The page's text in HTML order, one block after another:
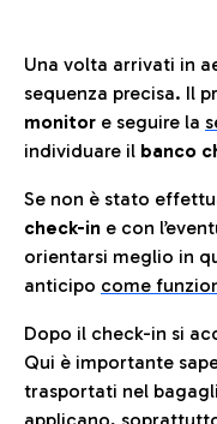
Una volta arrivati in
sequenza precisa. Il
monitor e seguire la
individuare il banco
Se non è stato
check-in e con
orientarsi meglio in
anticipo come
Dopo il check-in si
Qui è importante
trasportati nel